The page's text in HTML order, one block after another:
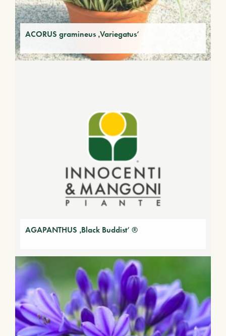
ACORUS gramineus ‚Variegatus‘
AGAPANTHUS ‚Black Buddist‘ ®